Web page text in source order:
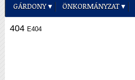
GÁRDONY ÖNKORMÁNYZAT
404 E404